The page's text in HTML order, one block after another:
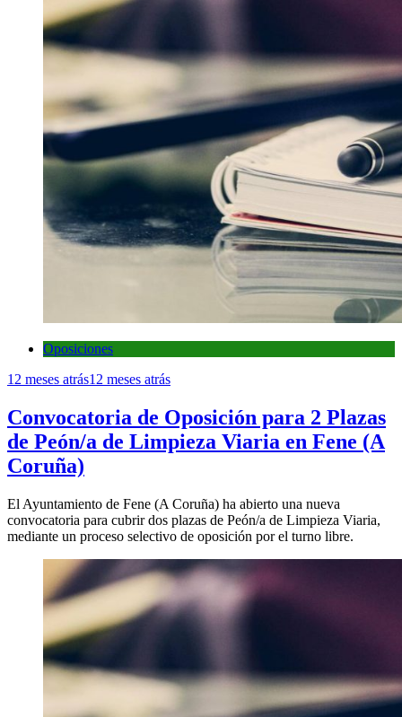
Oposiciones
12 meses atrás12 meses atrás
Convocatoria de Oposición para 2 Plazas
de Peón/a de Limpieza Viaria en Fene (A
Coruña)
El Ayuntamiento de Fene (A Coruña) ha abierto una nueva
convocatoria para cubrir dos plazas de Peón/a de Limpieza Viaria,
mediante un proceso selectivo de oposición por el turno libre.